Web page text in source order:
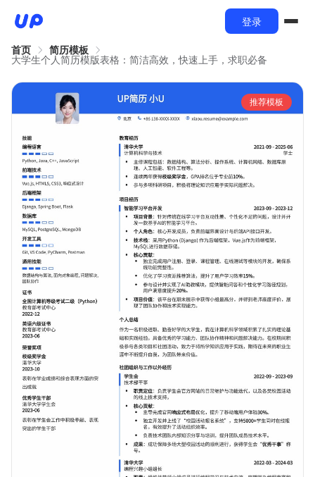
登录
首页
简历模板
大学生个人简历模版表格：简洁高效，快速上手，求职必备
推荐模板